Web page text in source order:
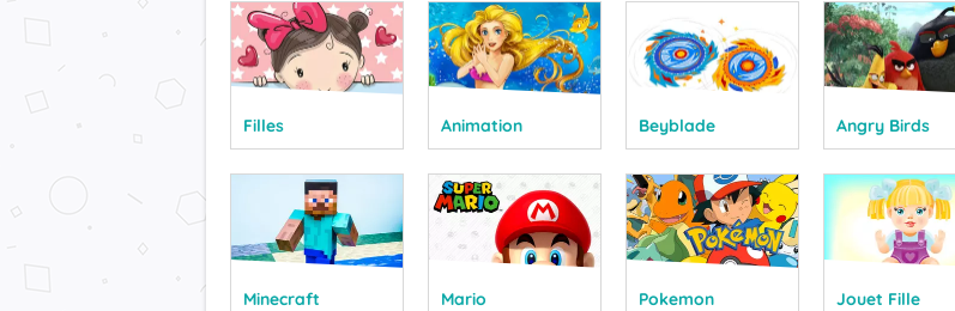
Filles Animation Beyblade Angry Birds
Minecraft Mario Pokemon Jouet Fille